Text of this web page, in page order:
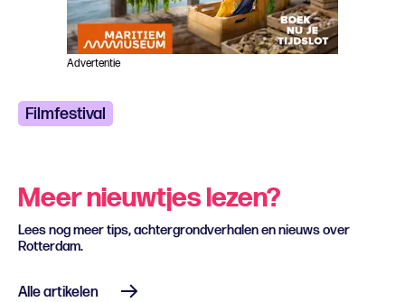
Advertentie
Filmfestival
Meer nieuwtjes lezen?
Lees nog meer tips, achtergrondverhalen en nieuws over
Rotterdam.
Alle artikelen